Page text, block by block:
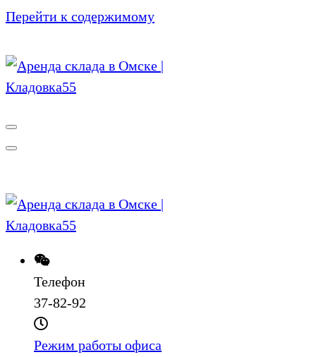
Перейти к содержимому
Телефон
37-82-92
Режим работы офиса